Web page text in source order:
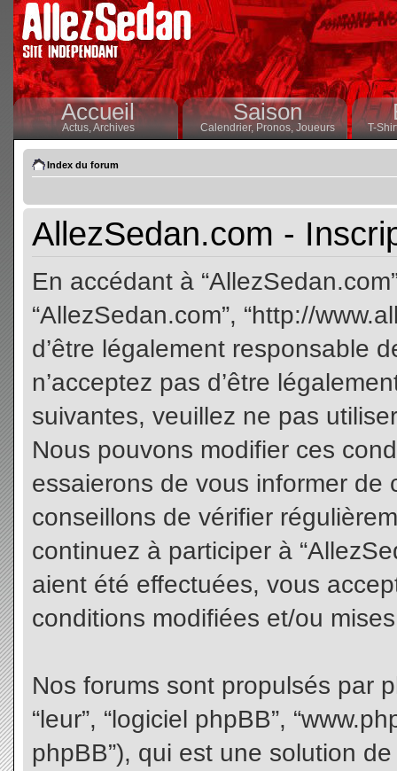
Accueil
Actus,Archives
Saison
Calendrier,Pronos, Joueurs T-
Index du forum
AllezSedan.com -
En accédant à
“AllezSedan.com”, “http://
d’être légalement responsable
n’acceptez pas d’être
suivantes, veuillez ne pas
Nous pouvons modifier ces
essaierons de vous informer
conseillons de vérifier
continuez à participer à
aient été effectuées, vous
conditions modifiées et/ou
Nos forums sont propulsés par
“leur”, “logiciel phpBB”,
phpBB”), qui est une solution